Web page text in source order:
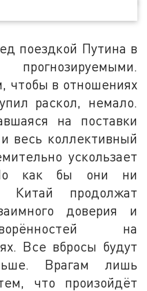
поездкой Путина в
чтобы в отношениях
раскол, немало.
на поставки
весь коллективный
ускользает
как бы они ни
Китай продолжат
доверия и
на
Все вбросы будут
Врагам лишь
что произойдёт